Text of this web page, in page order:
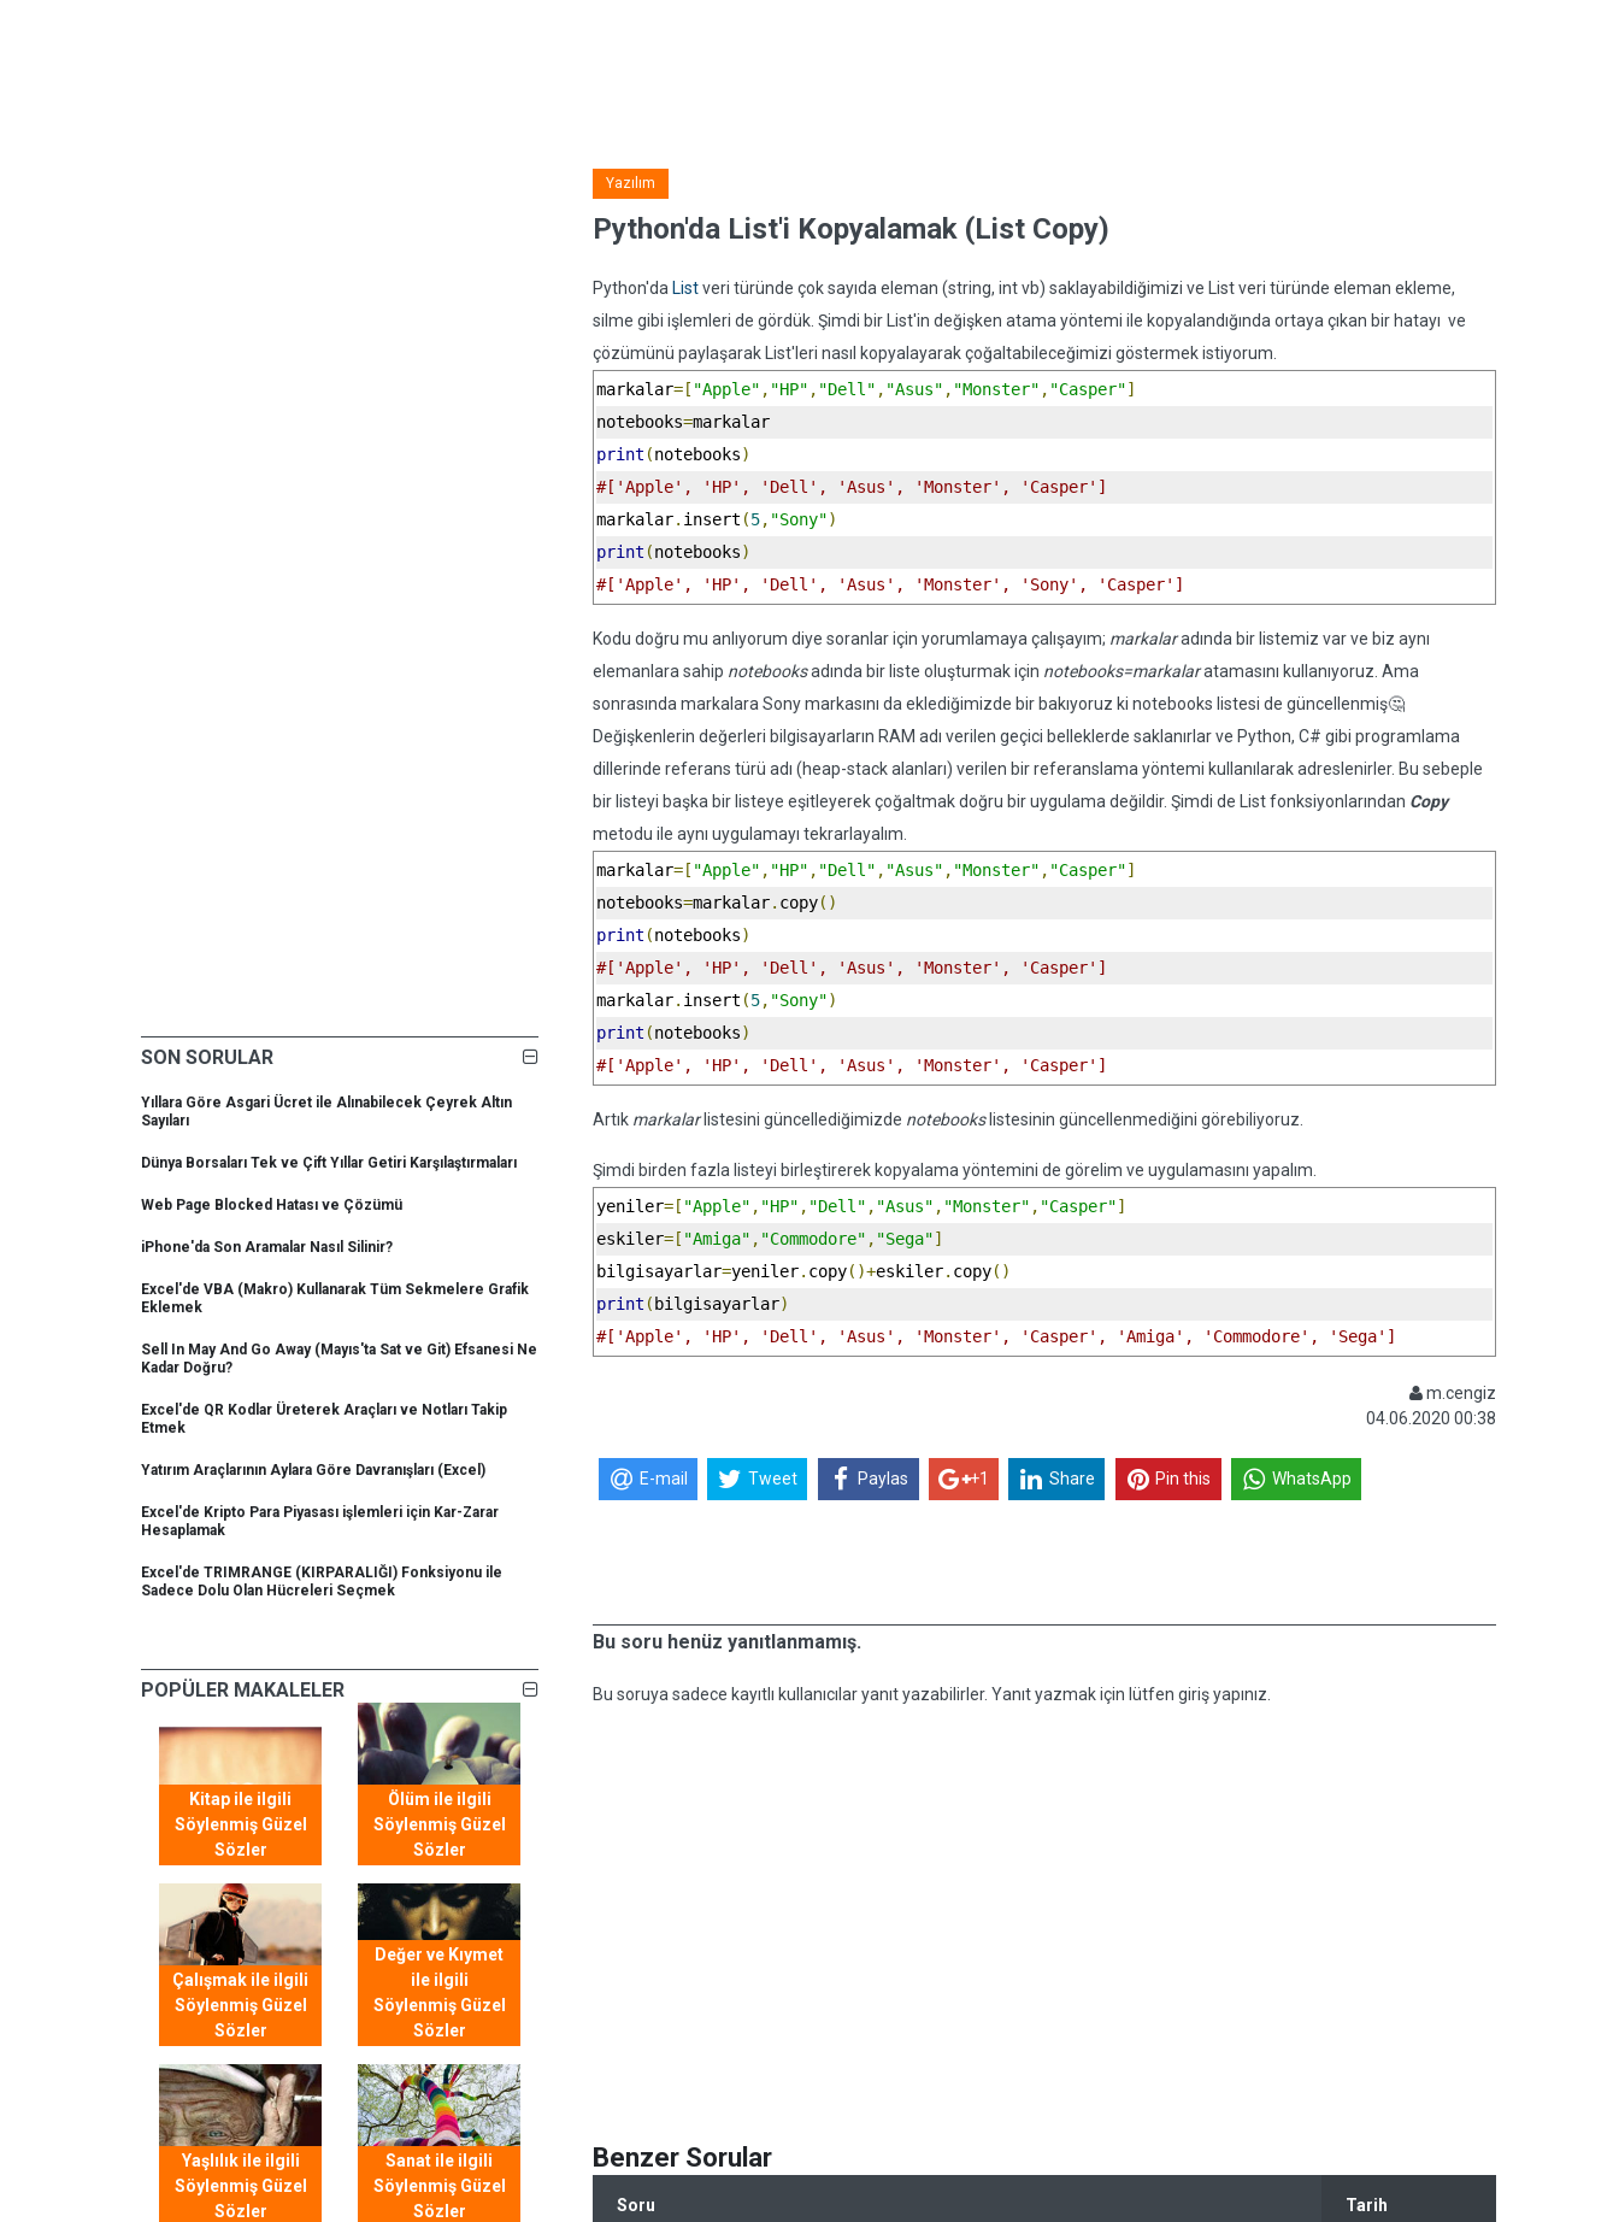
SON SORULAR
Yıllara Göre Asgari Ücret ile Alınabilecek Çeyrek Altın
Sayıları
Dünya Borsaları Tek ve Çift Yıllar Getiri Karşılaştırmaları
Web Page Blocked Hatası ve Çözümü
iPhone'da Son Aramalar Nasıl Silinir?
Excel'de VBA (Makro) Kullanarak Tüm Sekmelere Grafik
Eklemek
Sell In May And Go Away (Mayıs'ta Sat ve Git) Efsanesi Ne
Kadar Doğru?
Excel'de QR Kodlar Üreterek Araçları ve Notları Takip
Etmek
Yatırım Araçlarının Aylara Göre Davranışları (Excel)
Excel'de Kripto Para Piyasası işlemleri için Kar-Zarar
Hesaplamak
Excel'de TRIMRANGE (KIRPARALIĞI) Fonksiyonu ile
Sadece Dolu Olan Hücreleri Seçmek
POPÜLER MAKALELER
Kitap ile ilgili
Söylenmiş Güzel
Sözler
Ölüm ile ilgili
Söylenmiş Güzel
Sözler
Çalışmak ile ilgili
Söylenmiş Güzel
Sözler
Değer ve Kıymet
ile ilgili
Söylenmiş Güzel
Sözler
Yaşlılık ile ilgili
Söylenmiş Güzel
Sözler
Sanat ile ilgili
Söylenmiş Güzel
Sözler
Yazılım
Python'da List'i Kopyalamak (List Copy)
Python'da Listveri türünde çok sayıda eleman (string, int vb) saklayabildiğimizi ve List veri türünde eleman ekleme,
silme gibi işlemleri de gördük. Şimdi bir List'in değişken atama yöntemi ile kopyalandığında ortaya çıkan bir hatayı ve
çözümünü paylaşarak List'leri nasıl kopyalayarak çoğaltabileceğimizi göstermek istiyorum.
markalar=[ "Apple" , "HP" , "Dell" , "Asus" , "Monster" , "Casper"]
notebooks=markalar
print (notebooks)
#['Apple', 'HP', 'Dell', 'Asus', 'Monster', 'Casper']
markalar. insert (5, "Sony")
print (notebooks)
#['Apple', 'HP', 'Dell', 'Asus', 'Monster', 'Sony', 'Casper']
Kodu doğru mu anlıyorum diye soranlar için yorumlamaya çalışayım; markalaradında bir listemiz var ve biz aynı
elemanlara sahip notebooksadında bir liste oluşturmak için notebooks=markalaratamasını kullanıyoruz. Ama
sonrasında markalara Sony markasını da eklediğimizde bir bakıyoruz ki notebooks listesi de güncellenmiş🤔
Değişkenlerin değerleri bilgisayarların RAM adı verilen geçici belleklerde saklanırlar ve Python, C# gibi programlama
dillerinde referans türü adı (heap-stack alanları) verilen bir referanslama yöntemi kullanılarak adreslenirler. Bu sebeple
bir listeyi başka bir listeye eşitleyerek çoğaltmak doğru bir uygulama değildir. Şimdi de List fonksiyonlarından Copy
metodu ile aynı uygulamayı tekrarlayalım.
markalar=[ "Apple" , "HP" , "Dell" , "Asus" , "Monster" , "Casper"]
notebooks=markalar. copy()
print (notebooks)
#['Apple', 'HP', 'Dell', 'Asus', 'Monster', 'Casper']
markalar. insert (5, "Sony")
print (notebooks)
#['Apple', 'HP', 'Dell', 'Asus', 'Monster', 'Casper']
Artık markalarlistesini güncellediğimizde notebookslistesinin güncellenmediğini görebiliyoruz.
Şimdi birden fazla listeyi birleştirerek kopyalama yöntemini de görelim ve uygulamasını yapalım.
yeniler=[ "Apple" , "HP" , "Dell" , "Asus" , "Monster" , "Casper"]
eskiler=[ "Amiga" , "Commodore" , "Sega"]
bilgisayarlar=yeniler. copy()+eskiler. copy()
print ( bilgisayarlar)
#['Apple', 'HP', 'Dell', 'Asus', 'Monster', 'Casper', 'Amiga', 'Commodore', 'Sega']
m.cengiz
04.06.2020 00:38
E-mail Tweet Paylas +1 Share Pin this WhatsApp
Bu soru henüz yanıtlanmamış.
Bu soruya sadece kayıtlı kullanıcılar yanıt yazabilirler. Yanıt yazmak için lütfen giriş yapınız.
Benzer Sorular
Soru Tarih